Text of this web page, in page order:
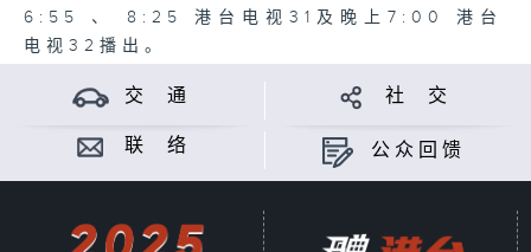
6:55 、 8:25 港台电视31及晚上7:00 港台
电视32播出。
交 通 社 交
联 络 公众回馈